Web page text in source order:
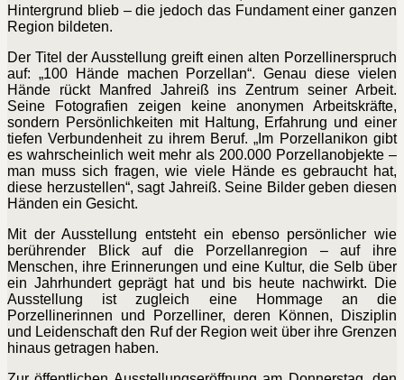
Hintergrund blieb – die jedoch das Fundament einer ganzen
Region bildeten.
Der Titel der Ausstellung greift einen alten Porzellinerspruch
auf: „100 Hände machen Porzellan“. Genau diese vielen
Hände rückt Manfred Jahreiß ins Zentrum seiner Arbeit.
Seine Fotografien zeigen keine anonymen Arbeitskräfte,
sondern Persönlichkeiten mit Haltung, Erfahrung und einer
tiefen Verbundenheit zu ihrem Beruf. „Im Porzellanikon gibt
es wahrscheinlich weit mehr als 200.000 Porzellanobjekte –
man muss sich fragen, wie viele Hände es gebraucht hat,
diese herzustellen“, sagt Jahreiß. Seine Bilder geben diesen
Händen ein Gesicht.
Mit der Ausstellung entsteht ein ebenso persönlicher wie
berührender Blick auf die Porzellanregion – auf ihre
Menschen, ihre Erinnerungen und eine Kultur, die Selb über
ein Jahrhundert geprägt hat und bis heute nachwirkt. Die
Ausstellung ist zugleich eine Hommage an die
Porzellinerinnen und Porzelliner, deren Können, Disziplin
und Leidenschaft den Ruf der Region weit über ihre Grenzen
hinaus getragen haben.